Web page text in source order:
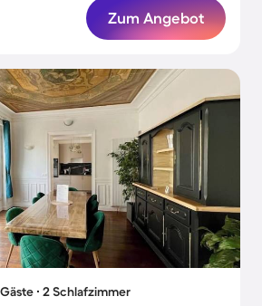
Zum Angebot
∙ 2 Schlafzimmer